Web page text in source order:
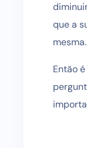
que a
mesma.
Então